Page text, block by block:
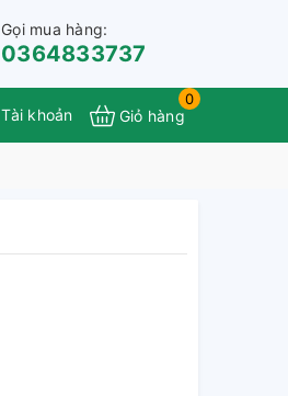
Gọi mua hàng:
0364833737
Tài khoản
0
Giỏ hàng